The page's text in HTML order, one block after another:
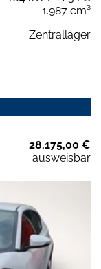
1.987 cm³
Zentrallager
28.175,00 €
ausweisbar